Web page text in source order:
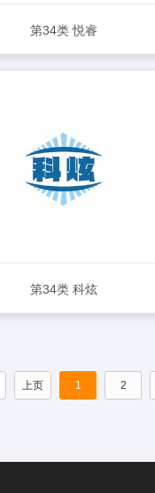
第34类 悦睿
第34类 科炫
上页 1 2